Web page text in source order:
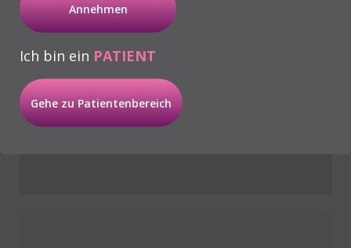
Starke Regenerationskraft
ohne Nebenwirkungen!
E-Book herunterladen
Annehmen
Ich bin ein PATIENT
Gehe zu Patientenbereich